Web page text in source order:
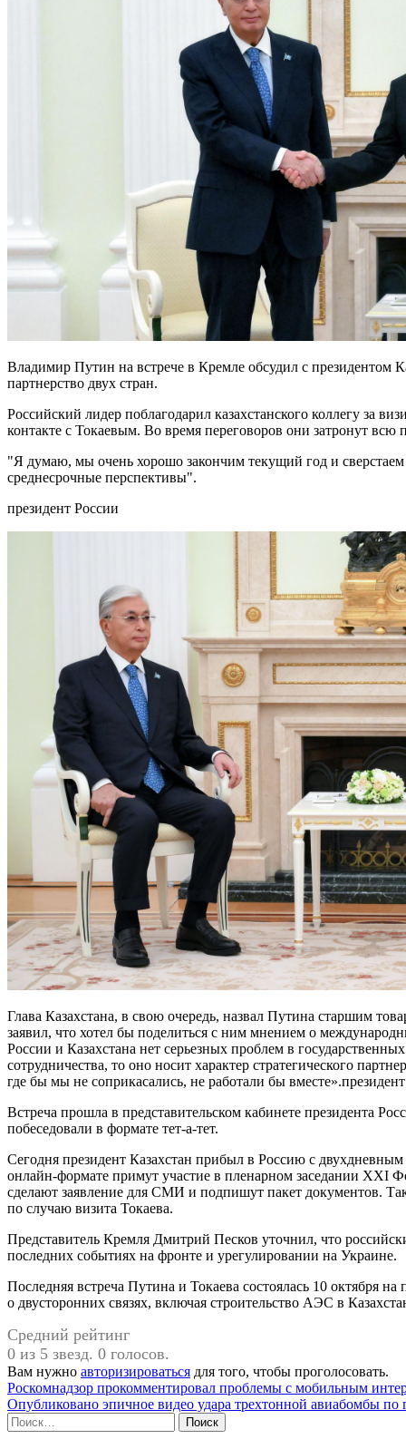
Владимир Путин на встрече в Кремле обсудил с президентом
партнерство двух стран.
Российский лидер поблагодарил казахстанского коллегу за
контакте с Токаевым. Во время переговоров они затронут всю
"Я думаю, мы очень хорошо закончим текущий год и
среднесрочные перспективы".
президент России
Глава Казахстана, в свою очередь, назвал Путина старшим
заявил, что хотел бы поделиться с ним мнением о
России и Казахстана нет серьезных проблем в
сотрудничества, то оно носит характер стратегического
где бы мы не соприкасались, не работали бы
Встреча прошла в представительском кабинете президента
побеседовали в формате тет-а-тет.
Сегодня президент Казахстан прибыл в Россию с
онлайн-формате примут участие в пленарном заседании XXI
сделают заявление для СМИ и подпишут пакет документов.
по случаю визита Токаева.
Представитель Кремля Дмитрий Песков уточнил, что
последних событиях на фронте и урегулировании на Украине.
Последняя встреча Путина и Токаева состоялась 10 октября
о двусторонних связях, включая строительство АЭС в
Средний рейтинг
0 из 5 звезд. 0 голосов.
Вам нужно авторизироваться для того, чтобы проголосовать.
Навигация
по
Роскомнадзор прокомментировал проблемы с мобильным
Опубликовано эпичное видео удара трехтонной авиабомбы по
Найти: